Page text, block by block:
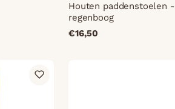
Houten paddenstoelen -
regenboog
€16,50